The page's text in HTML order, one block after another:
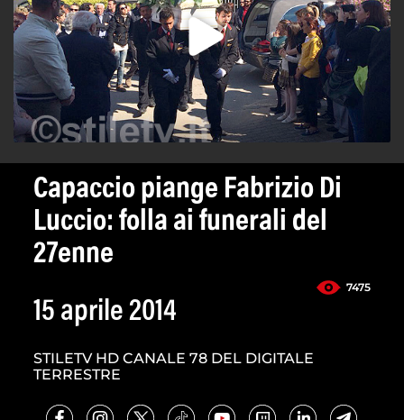
Capaccio piange Fabrizio Di
Luccio: folla ai funerali del
27enne
7475
15 aprile 2014
STILETV HD CANALE 78 DEL DIGITALE
TERRESTRE